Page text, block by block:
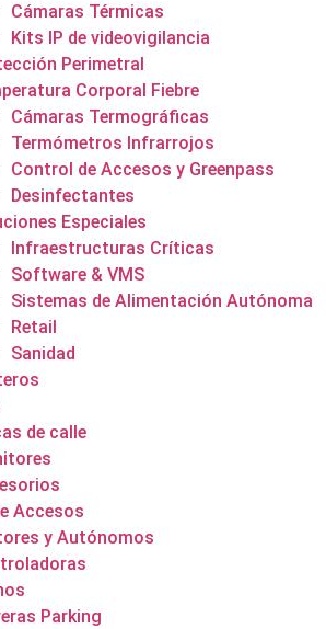
Cámaras Térmicas
Kits IP de videovigilancia
Perimetral
Corporal Fiebre
Cámaras Termográficas
Termómetros Infrarrojos
Control de Accesos y Greenpass
Desinfectantes
Especiales
Infraestructuras Críticas
Software & VMS
Sistemas de Alimentación Autónoma
Retail
Sanidad
de calle
Accesos
y Autónomos
Parking